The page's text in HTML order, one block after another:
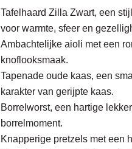
Tafelhaard Zilla Zwart, een
voor warmte, sfeer en
Ambachtelijke aioli met een
knoflooksmaak.
Tapenade oude kaas, een
karakter van gerijpte kaas.
Borrelworst, een hartige
borrelmoment.
Knapperige pretzels met een